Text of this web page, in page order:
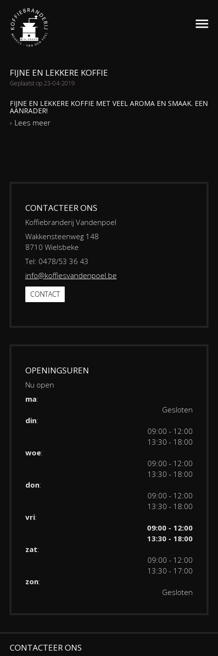
FIJNE EN LEKKERE KOFFIE
Geplaatst op 23-04-2019
FIJNE EN LEKKERE KOFFIE MET VEEL AROMA EN SMAAK. EEN
AANRADER!
Lees meer
CONTACTEER ONS
Koffiebranderij Vandenpoel
Wakkensteenweg 148
8710 Wielsbeke
Tel: 0478/53 36 43
info@koffiesvandenpoel.be
CONTACT
OPENINGSUREN
Nu open
ma:
Gesloten
din:
09:00 - 12:00
13:30 - 18:00
woe:
09:00 - 12:00
13:30 - 18:00
don:
09:00 - 12:00
13:30 - 18:00
vri:
09:00 - 12:00
13:30 - 18:00
zat:
09:00 - 12:00
13:30 - 17:00
zon:
Gesloten
CONTACTEER ONS